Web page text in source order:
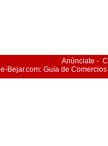
Anúnciate -
e-Bejar.com: Guía de